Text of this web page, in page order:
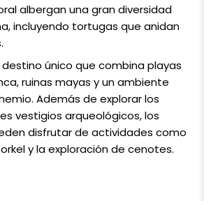
albergan una gran diversidad
incluyendo tortugas que anidan
destino único que combina playas
ruinas mayas y un ambiente
Además de explorar los
vestigios arqueológicos, los
disfrutar de actividades como
y la exploración de cenotes.